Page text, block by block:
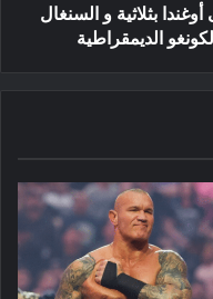
أوغندا بثلاثية و السنغال
الديمقراطية